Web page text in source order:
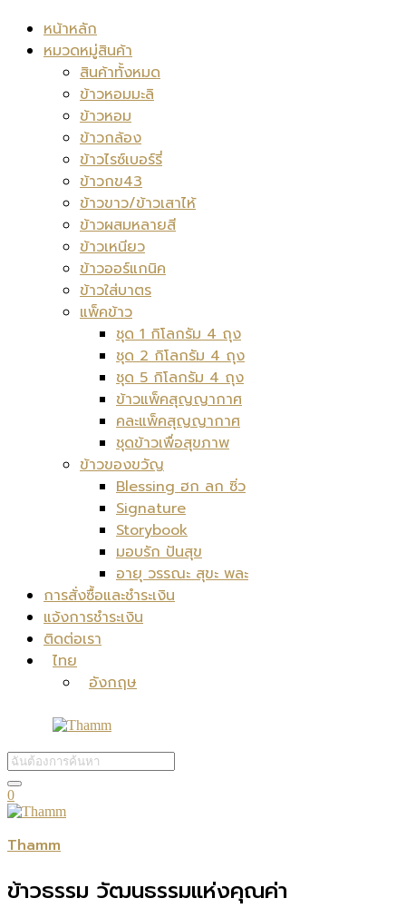
หน้าหลัก
หมวดหมู่สินค้า
สินค้าทั้งหมด
ข้าวหอมมะลิ
ข้าวหอม
ข้าวกล้อง
ข้าวไรซ์เบอร์รี่
ข้าวกข43
ข้าวขาว/ข้าวเสาไห้
ข้าวผสมหลายสี
ข้าวเหนียว
ข้าวออร์แกนิค
ข้าวใส่บาตร
แพ็คข้าว
ชุด 1 กิโลกรัม 4 ถุง
ชุด 2 กิโลกรัม 4 ถุง
ชุด 5 กิโลกรัม 4 ถุง
ข้าวแพ็คสุญญากาศ
คละแพ็คสุญญากาศ
ชุดข้าวเพื่อสุขภาพ
ข้าวของขวัญ
Blessing ฮก ลก ซิ่ว
Signature
Storybook
มอบรัก ปันสุข
อายุ วรรณะ สุขะ พละ
การสั่งซื้อและชำระเงิน
แจ้งการชำระเงิน
ติดต่อเรา
ไทย
อังกฤษ
0
Thamm
ข้าวธรรม วัฒนธรรมแห่งคุณค่า